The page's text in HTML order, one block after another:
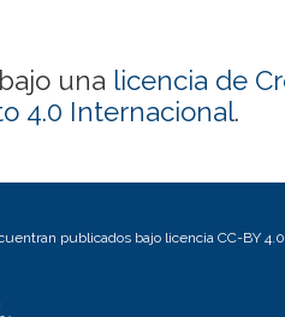
una licencia de
4.0 Internacional.
publicados bajo licencia CC-BY 4.0